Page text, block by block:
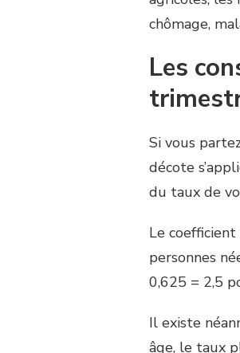
chômage,
Les
Si vous
décote
du taux de
Le
personnes
0,625 = 2,5
Il existe
âge, le taux